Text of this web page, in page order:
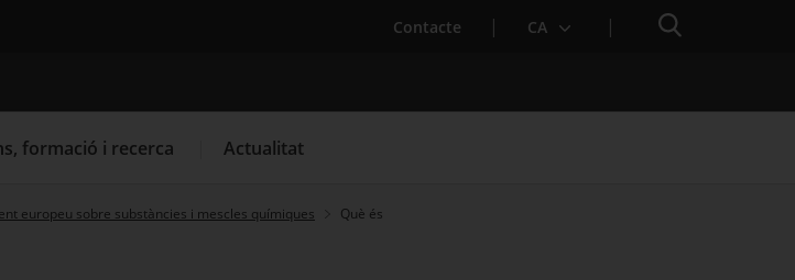
Contacte CA Cercador
Cercador
formació i recerca Actualitat
europeu sobre substàncies i mescles químiques Què és